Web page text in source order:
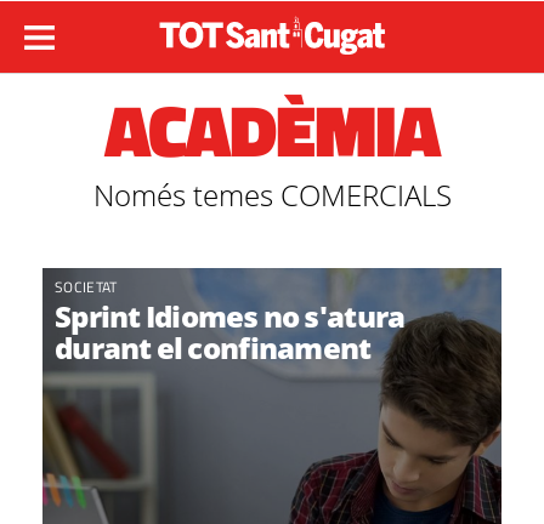
ACADÈMIA
Només temes COMERCIALS
SOCIETAT
Sprint Idiomes no s'atura
durant el confinament